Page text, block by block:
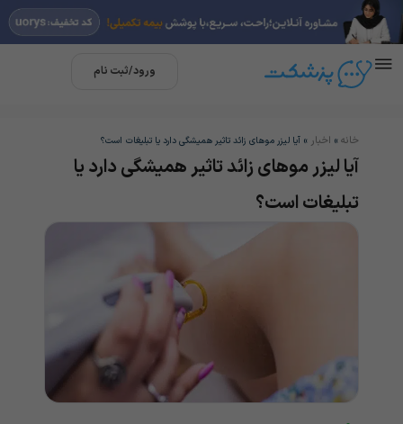
ورود/ثبت نام
خانه » اخبار » آیا لیزر موهای زائد تاثیر همیشگی دارد یا تبلیغات است؟
آیا لیزر موهای زائد تاثیر همیشگی دارد یا
تبلیغات است؟